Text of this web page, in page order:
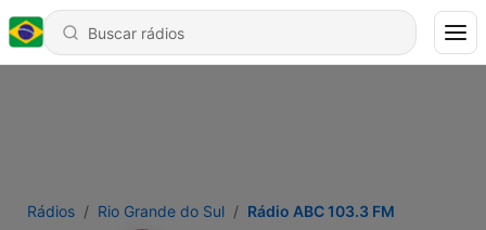
Rádios Rio Grande do Sul Rádio ABC 103.3 FM